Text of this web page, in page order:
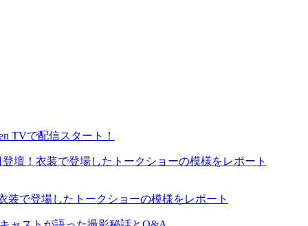
TVで配信スタート！
装で登場したトークショーの模様をレポート